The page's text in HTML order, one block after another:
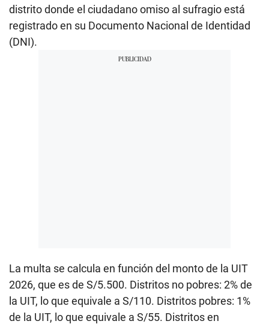
distrito donde el ciudadano omiso al sufragio está
registrado en su Documento Nacional de Identidad
(DNI).
La multa se calcula en función del monto de la UIT
2026, que es de S/5.500. Distritos no pobres: 2% de
la UIT, lo que equivale a S/110. Distritos pobres: 1%
de la UIT, lo que equivale a S/55. Distritos en